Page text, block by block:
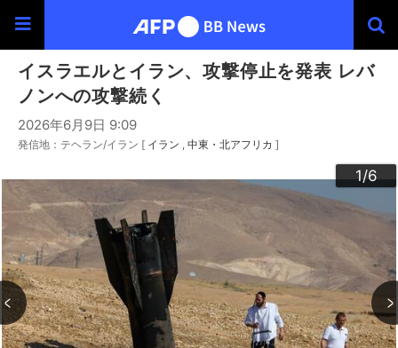
イスラエルとイラン、攻撃停止を発表 レバ
ノンへの攻撃続く
2026年6月9日 9:09
発信地：テヘラン/イラン [ イラン 中東・北アフリカ ]
1/6
2/6
3/6
4/6
5/6
6/6